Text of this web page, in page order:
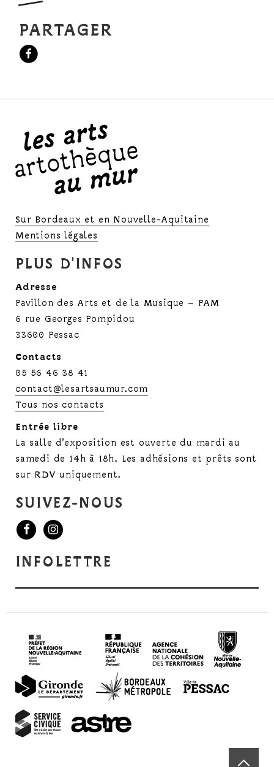
PARTAGER
Sur Bordeaux et en Nouvelle-Aquitaine
Mentions légales
PLUS D'INFOS
Adresse
Pavillon des Arts et de la Musique – PAM
6 rue Georges Pompidou
33600 Pessac
Contacts
05 56 46 38 41
contact@lesartsaumur.com
Tous nos contacts
Entrée libre
La salle d’exposition est ouverte du mardi au
samedi de 14h à 18h. Les adhésions et prêts sont
sur RDV uniquement.
SUIVEZ-NOUS
INFOLETTRE